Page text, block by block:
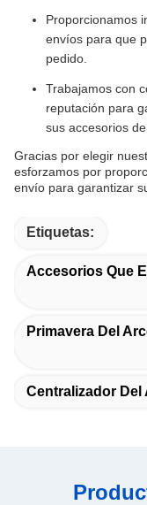
Proporcionamos
envíos para que
pedido.
Trabajamos con
reputación para
sus accesorios de
Gracias por elegir
esforzamos por
envío para garantizar
Etiquetas:
Accesorios Que
Primavera Del
Centralizador Del